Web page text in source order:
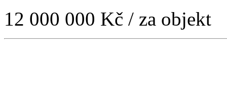
12 000 000 Kč / za objekt